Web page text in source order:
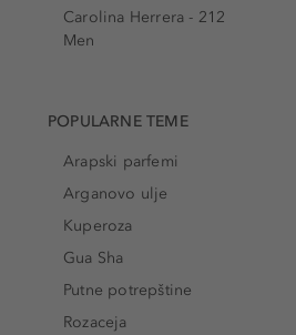
Carolina Herrera - 212
Men
POPULARNE TEME
Arapski parfemi
Arganovo ulje
Kuperoza
Gua Sha
Putne potrepštine
Rozaceja